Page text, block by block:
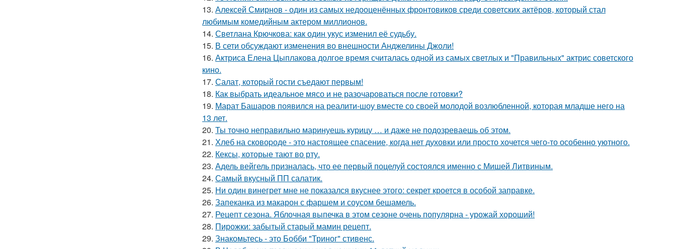
13. Алексей Смирнов - один из самых недооценённых фронтовиков среди советских актёров, который стал
любимым комедийным актером миллионов.
14. Светлана Крючкова: как один укус изменил её судьбу.
15. В сети обсуждают изменения во внешности Анджелины Джоли!
16. Актриса Елена Цыплакова долгое время считалась одной из самых светлых и "Правильных" актрис советского
кино.
17. Салат, который гости съедают первым!
18. Как выбрать идеальное мясо и не разочароваться после готовки?
19. Марат Башаров появился на реалити-шоу вместе со своей молодой возлюбленной, которая младше него на
13 лет.
20. Ты точно неправильно маринуешь курицу … и даже не подозреваешь об этом.
21. Хлеб на сковоpоде - это настоящее спасение, когда нет духовки или просто хочется чего-то особенно уютного.
22. Кексы, которые тают во рту.
23. Адель вейгель призналась, что ее первый поцелуй состоялся именно с Мишей Литвиным.
24. Самый вкусный ПП салатик.
25. Ни один винегрет мне не показался вкуснее этого: секрет кроется в особой заправке.
26. Запеканка из макарон с фаршем и соусом бешамель.
27. Рецепт сезона. Яблочная выпечка в этом сезоне очень популярна - урожай хороший!
28. Пирожки: забытый старый мамин рецепт.
29. Знакомьтесь - это Бобби "Триног" стивенс.